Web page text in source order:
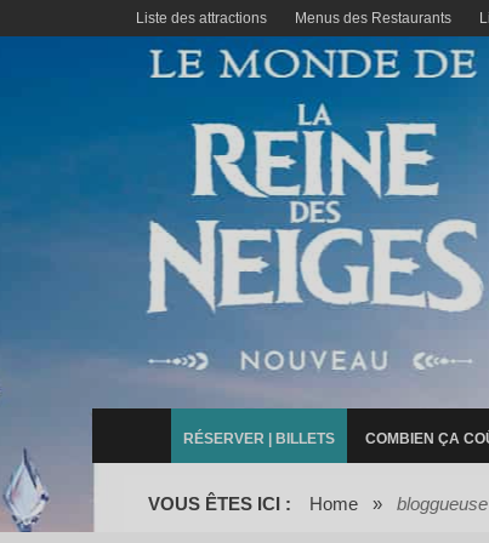
Liste des attractions Menus des Restaurants
RÉSERVER | BILLETS COMBIEN ÇA
VOUS ÊTES ICI : Home »